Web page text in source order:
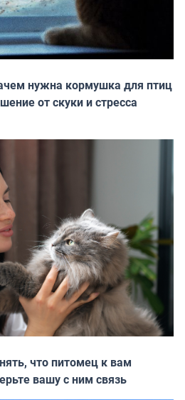
нужна кормушка для птиц
от скуки и стресса
что питомец к вам
вашу с ним связь